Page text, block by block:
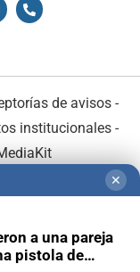
de avisos -
institucionales-
✕
a una pareja
pistola de